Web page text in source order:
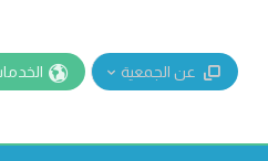
عن الجمعية